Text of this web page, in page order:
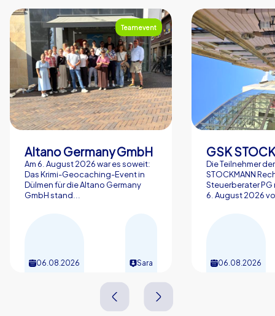
Teamevent
Altano Germany GmbH
Am 6. August 2026 war es soweit:
Das Krimi-Geocaching-Event in
Dülmen für die Altano Germany
GmbH stand...
06.08.2026 Sara
Die Teilnehmer
STOCKMANN
Steuerberater PG
6. August 2026
06.08.2026